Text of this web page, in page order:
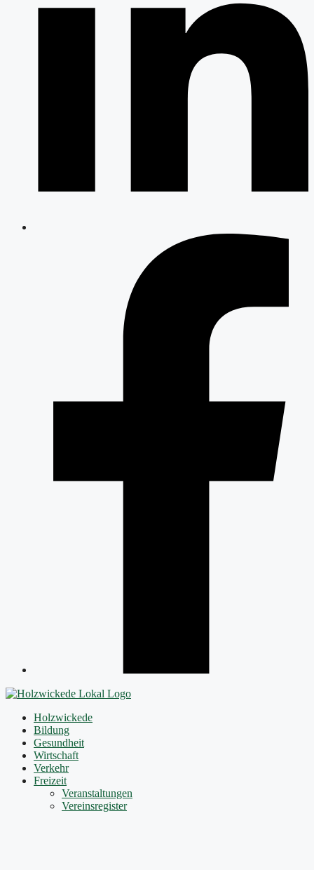
Holzwickede
Bildung
Gesundheit
Wirtschaft
Verkehr
Freizeit
Veranstaltungen
Vereinsregister